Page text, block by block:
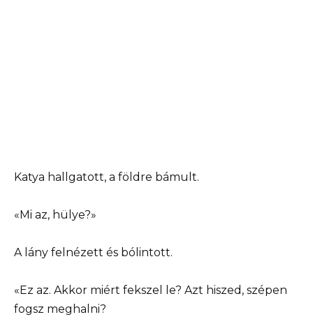
Katya hallgatott, a földre bámult.
«Mi az, hülye?»
A lány felnézett és bólintott.
«Ez az. Akkor miért fekszel le? Azt hiszed, szépen
fogsz meghalni?